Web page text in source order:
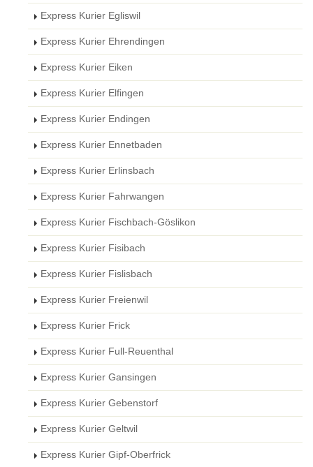
Express Kurier Egliswil
Express Kurier Ehrendingen
Express Kurier Eiken
Express Kurier Elfingen
Express Kurier Endingen
Express Kurier Ennetbaden
Express Kurier Erlinsbach
Express Kurier Fahrwangen
Express Kurier Fischbach-Göslikon
Express Kurier Fisibach
Express Kurier Fislisbach
Express Kurier Freienwil
Express Kurier Frick
Express Kurier Full-Reuenthal
Express Kurier Gansingen
Express Kurier Gebenstorf
Express Kurier Geltwil
Express Kurier Gipf-Oberfrick